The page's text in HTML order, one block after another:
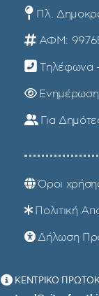
Πλ.
ΑΦΜ:
Τηλέφωνα
Ενημέρωση
Για
Όροι
Πολιτική
Δήλωση
ΚΕΝΤΡΙΚΟ